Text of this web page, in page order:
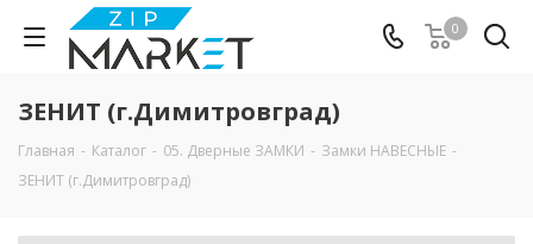
0
ЗЕНИТ (г.Димитровград)
Главная - Каталог - 05. Дверные ЗАМКИ - Замки НАВЕСНЫЕ -
ЗЕНИТ (г.Димитровград)